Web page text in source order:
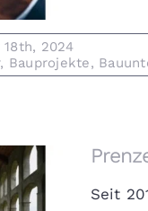
2024
, Bauprojekte,
Seit